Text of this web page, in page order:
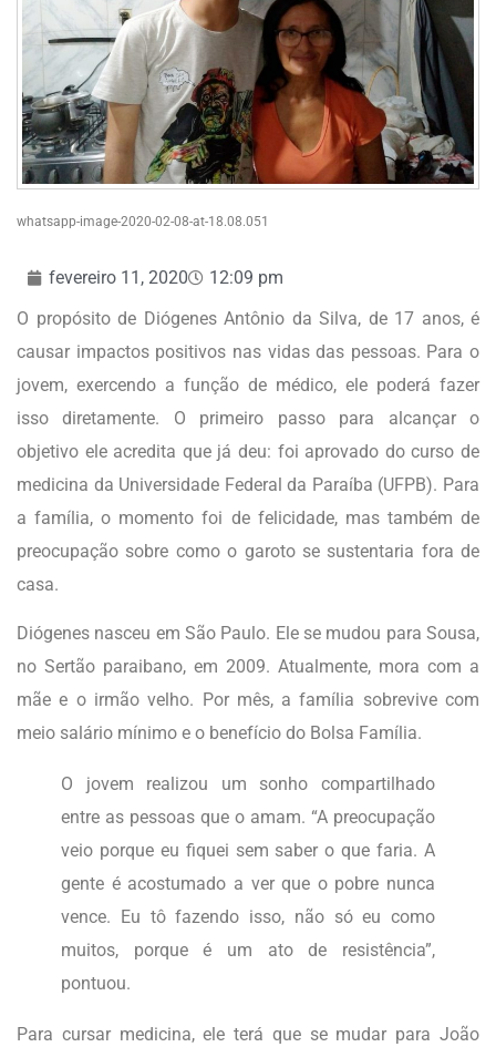
whatsapp-image-2020-02-08-at-18.08.051
fevereiro 11, 2020
12:09 pm
O propósito de Diógenes Antônio da Silva, de 17 anos, é
causar impactos positivos nas vidas das pessoas. Para o
jovem, exercendo a função de médico, ele poderá fazer
isso diretamente. O primeiro passo para alcançar o
objetivo ele acredita que já deu: foi aprovado do curso de
medicina da Universidade Federal da Paraíba (UFPB). Para
a família, o momento foi de felicidade, mas também de
preocupação sobre como o garoto se sustentaria fora de
casa.
Diógenes nasceu em São Paulo. Ele se mudou para Sousa,
no Sertão paraibano, em 2009. Atualmente, mora com a
mãe e o irmão velho. Por mês, a família sobrevive com
meio salário mínimo e o benefício do Bolsa Família.
O jovem realizou um sonho compartilhado
entre as pessoas que o amam. “A preocupação
veio porque eu fiquei sem saber o que faria. A
gente é acostumado a ver que o pobre nunca
vence. Eu tô fazendo isso, não só eu como
muitos, porque é um ato de resistência”,
pontuou.
Para cursar medicina, ele terá que se mudar para João